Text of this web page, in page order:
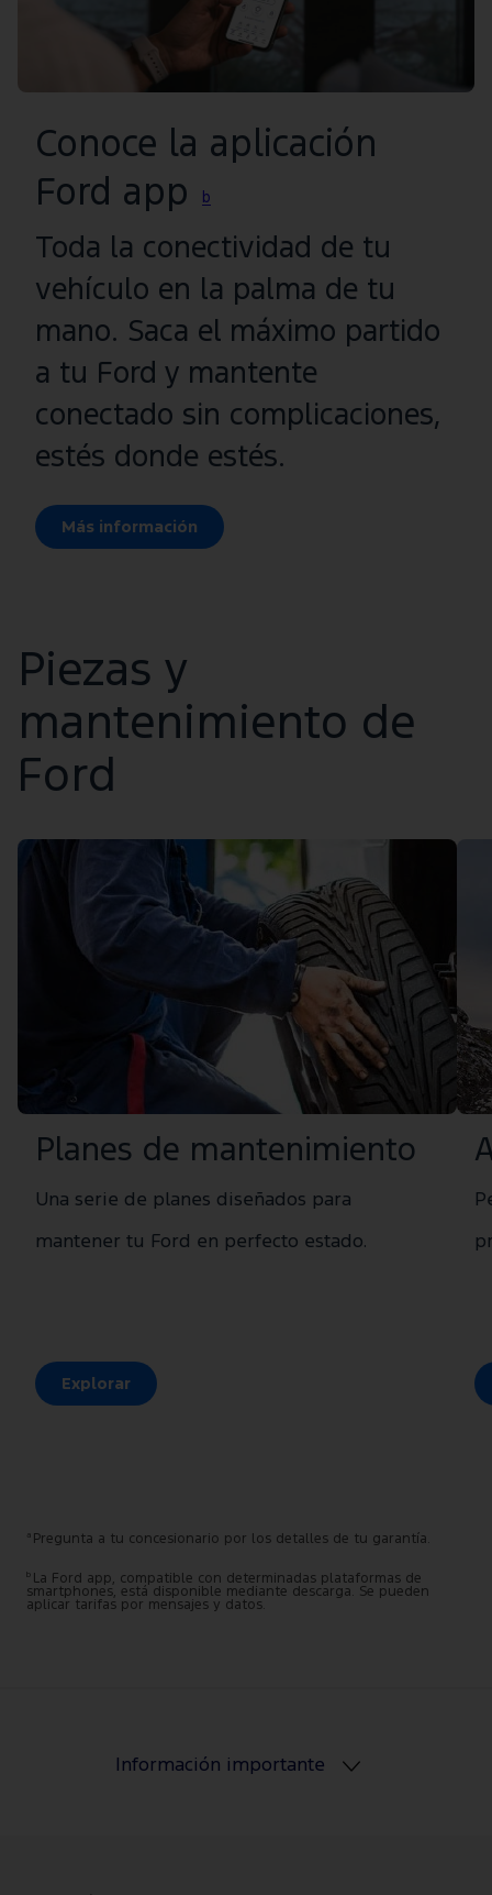
Conoce la aplicación
Ford app
b
Toda la conectividad de tu
vehículo en la palma de tu
mano. Saca el máximo partido
a tu Ford y mantente
conectado sin complicaciones,
estés donde estés.
Más información
Piezas y
mantenimiento de
Ford
Planes de mantenimiento
Una serie de planes diseñados para
mantener tu Ford en perfecto estado.
Explorar
a Pregunta a tu concesionario por los detalles de tu garantía.
b
La Ford app, compatible con determinadas plataformas de
smartphones, está disponible mediante descarga. Se pueden
aplicar tarifas por mensajes y datos.
Información importante